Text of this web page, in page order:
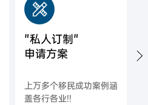
"私人订制"
申请方案
上万多个移民成功案例涵
盖各行各业!!